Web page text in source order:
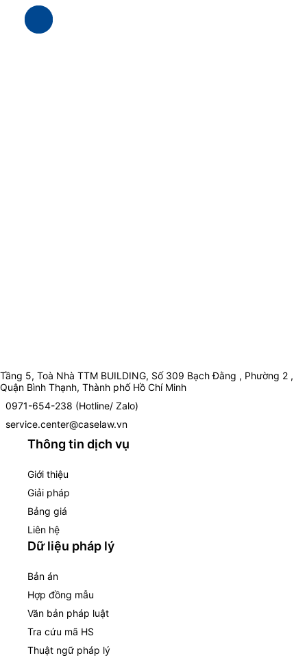
Tầng 5, Toà Nhà TTM BUILDING, Số 309 Bạch Đằng , Phường 2 ,
Quận Bình Thạnh, Thành phố Hồ Chí Minh
0971-654-238 (Hotline/ Zalo)
service.center@caselaw.vn
Thông tin dịch vụ
Giới thiệu
Giải pháp
Bảng giá
Liên hệ
Dữ liệu pháp lý
Bản án
Hợp đồng mẫu
Văn bản pháp luật
Tra cứu mã HS
Thuật ngữ pháp lý